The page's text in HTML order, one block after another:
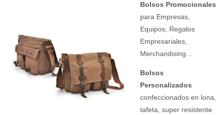
Bolsos Promocionales
para Empresas,
Equipos, Regalos
Empresariales,
Merchandising…
Bolsos
Personalizados
confeccionados en lona,
tafeta, super resistente